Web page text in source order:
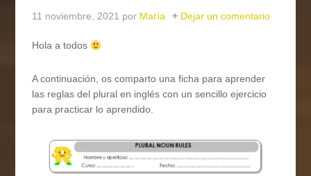
11 noviembre, 2021 por María Dejar un comentario
Hola a todos
A continuación, os comparto una ficha para aprender
las reglas del plural en inglés con un sencillo ejercicio
para practicar lo aprendido.